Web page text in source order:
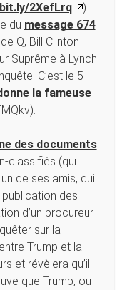
2XefLrq
)…
du message 674
Q, Bill Clinton
Suprême à Lynch
C’est le 5
la fameuse
des documents
classifiés (qui
de ses amis, qui
publication des
d’un procureur
sur la
Trump et la
et révèlera qu’il
que Trump, ou